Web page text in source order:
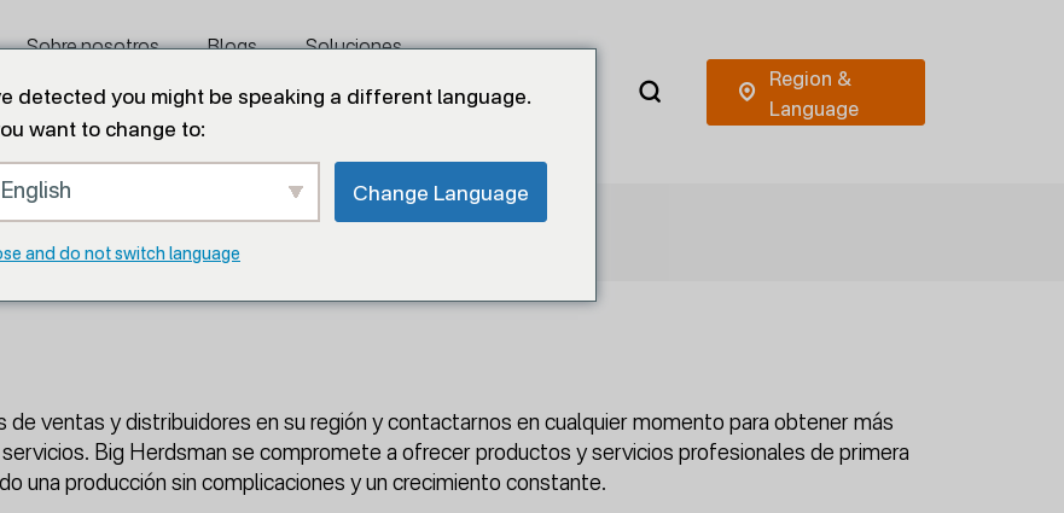
Sobre nosotros Blogs Soluciones
Contáctenos
ventas y distribuidores en su región y contactarnos en cualquier momento para obtener más
Big Herdsman se compromete a ofrecer productos y servicios profesionales de primera
una producción sin complicaciones y un crecimiento constante.
detected you might be speaking a different language.
want to change to:
English Change Language
and do not switch language